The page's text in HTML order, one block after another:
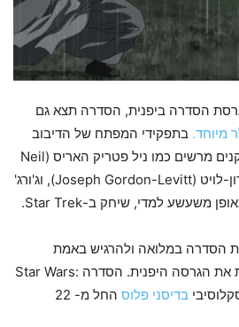
הסדרה ביפנית, הסדרה תצא גם
מיוחד. בתפקידי המפתח של הדיבוב
תוכלו ליהנות מארסנל שחקנים מרשים כמו ניל פטריק האריס (Neil
Patrick Harris), ג'וזף גורדון-לויט (Joseph Gordon-Levitt), וג'ורג'
הסדרה במלואה ולהרגיש באמת
בסדרת אנימה, שווה לראות את הגרסה היפנית. הסדרה Star Wars:
בדיסני פלוס
החל מ- 22